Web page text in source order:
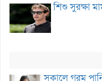
শিশু সুরক্ষা
সকালে গরম